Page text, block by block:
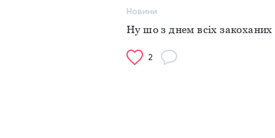
Новини
Ну шо з днем всіх закоханих
2